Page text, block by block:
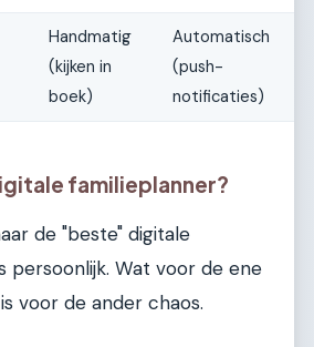
Handmatig
(kijken in
boek)
Automatisch
(push-
notificaties)
familieplanner?
de "beste" digitale
persoonlijk. Wat voor de ene
voor de ander chaos.